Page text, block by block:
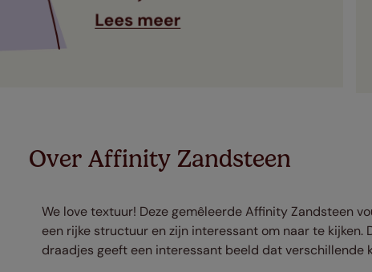
Over Affinity Zandsteen
We love textuur! Deze gemêleerde Affinity Zandsteen
een rijke structuur en zijn interessant om naar te
draadjes geeft een interessant beeld dat